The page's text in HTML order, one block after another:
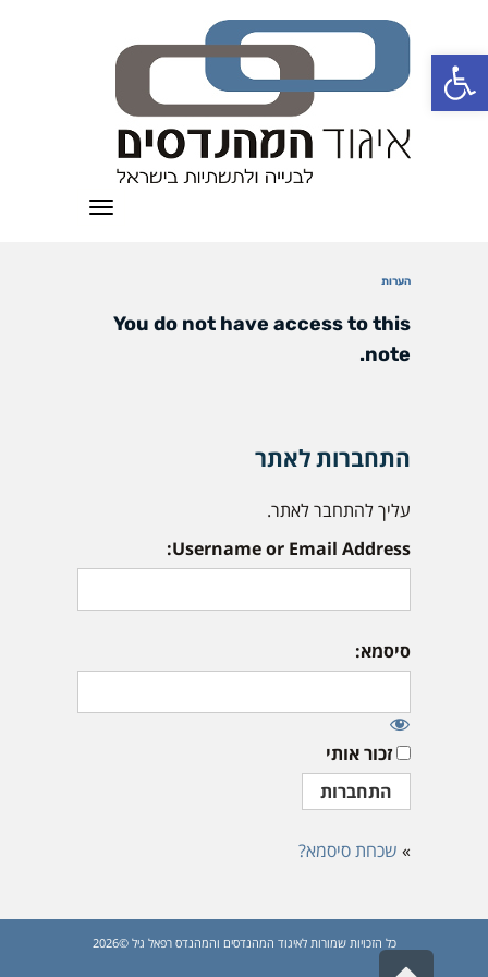
פתח סרגל נגישות
תפריט
הערות
You do not have access to this
note.
התחברות לאתר
עליך להתחבר לאתר.
Username or Email Address:
סיסמא:
זכור אותי
» שכחת סיסמא?
כל הזכויות שמורות לאיגוד המהנדסים והמהנדס רפאל גיל ©2026